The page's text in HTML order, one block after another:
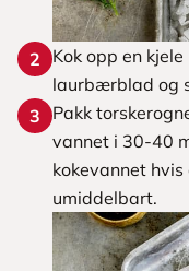
2
Kok opp en
laurbærblad og
3
Pakk
vannet i 30-40
kokevannet hvis
umiddelbart.